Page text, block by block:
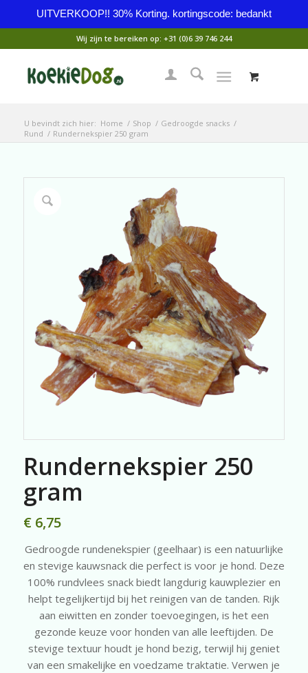
UITVERKOOP!! 30% Korting. kortingscode: bedankt
Wij zijn te bereiken op: +31 (0)6 39 746 244
U bevindt zich hier: Home / Shop / Gedroogde snacks /
Rund / Rundernekspier 250 gram
Rundernekspier 250
gram
€6,75
Gedroogde rundenekspier (geelhaar) is een natuurlijke
en stevige kauwsnack die perfect is voor je hond. Deze
100% rundvlees snack biedt langdurig kauwplezier en
helpt tegelijkertijd bij het reinigen van de tanden. Rijk
aan eiwitten en zonder toevoegingen, is het een
gezonde keuze voor honden van alle leeftijden. De
stevige textuur houdt je hond bezig, terwijl hij geniet
van een smakelijke en voedzame traktatie. Verwen je